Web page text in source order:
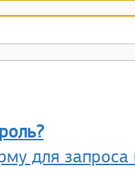
для запроса